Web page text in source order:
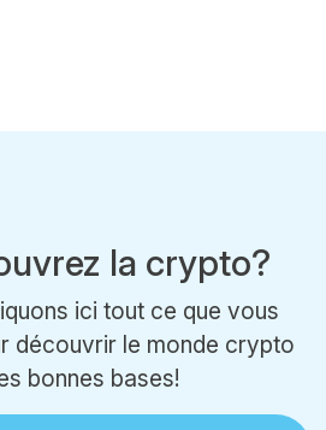
la crypto?
ici tout ce que vous
découvrir le monde crypto
bonnes bases!